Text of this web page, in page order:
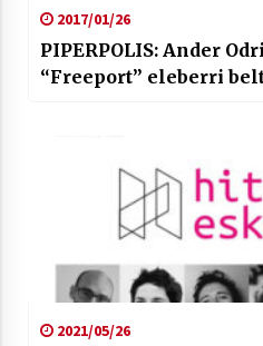
2017/01/26
PIPERPOLIS: Ander
“Freeport” eleberri
2021/05/26